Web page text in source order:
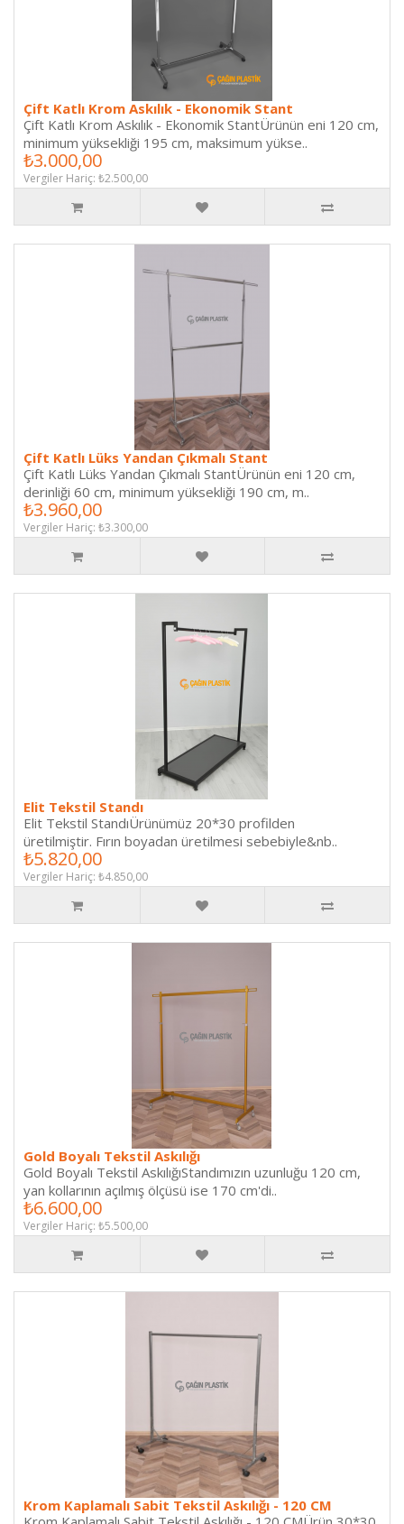
Çift Katlı Krom Askılık - Ekonomik Stant
Çift Katlı Krom Askılık - Ekonomik StantÜrünün eni 120 cm,
minimum yüksekliği 195 cm, maksimum yükse..
₺3.000,00
Vergiler Hariç: ₺2.500,00
Çift Katlı Lüks Yandan Çıkmalı Stant
Çift Katlı Lüks Yandan Çıkmalı StantÜrünün eni 120 cm,
derinliği 60 cm, minimum yüksekliği 190 cm, m..
₺3.960,00
Vergiler Hariç: ₺3.300,00
Elit Tekstil Standı
Elit Tekstil StandıÜrünümüz 20*30 profilden
üretilmiştir. Fırın boyadan üretilmesi sebebiyle&nb..
₺5.820,00
Vergiler Hariç: ₺4.850,00
Gold Boyalı Tekstil Askılığı
Gold Boyalı Tekstil AskılığıStandımızın uzunluğu 120 cm,
yan kollarının açılmış ölçüsü ise 170 cm'di..
₺6.600,00
Vergiler Hariç: ₺5.500,00
Krom Kaplamalı Sabit Tekstil Askılığı - 120 CM